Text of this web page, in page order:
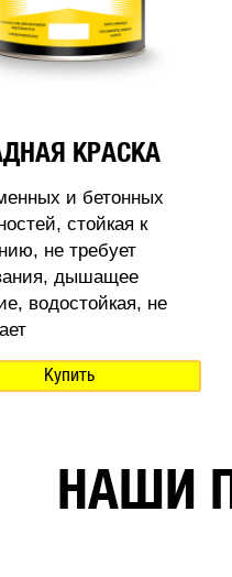
КРАСКА
и бетонных
стойкая к
не требует
дышащее
водостойкая, не
Купить
НАШИ